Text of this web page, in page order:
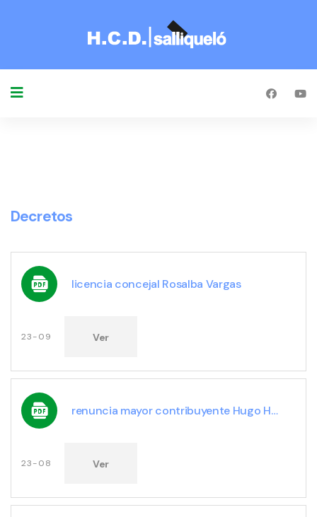
Decretos
licencia concejal Rosalba Vargas
23-09 Ver
renuncia mayor contribuyente Hugo Herlein
23-08 Ver